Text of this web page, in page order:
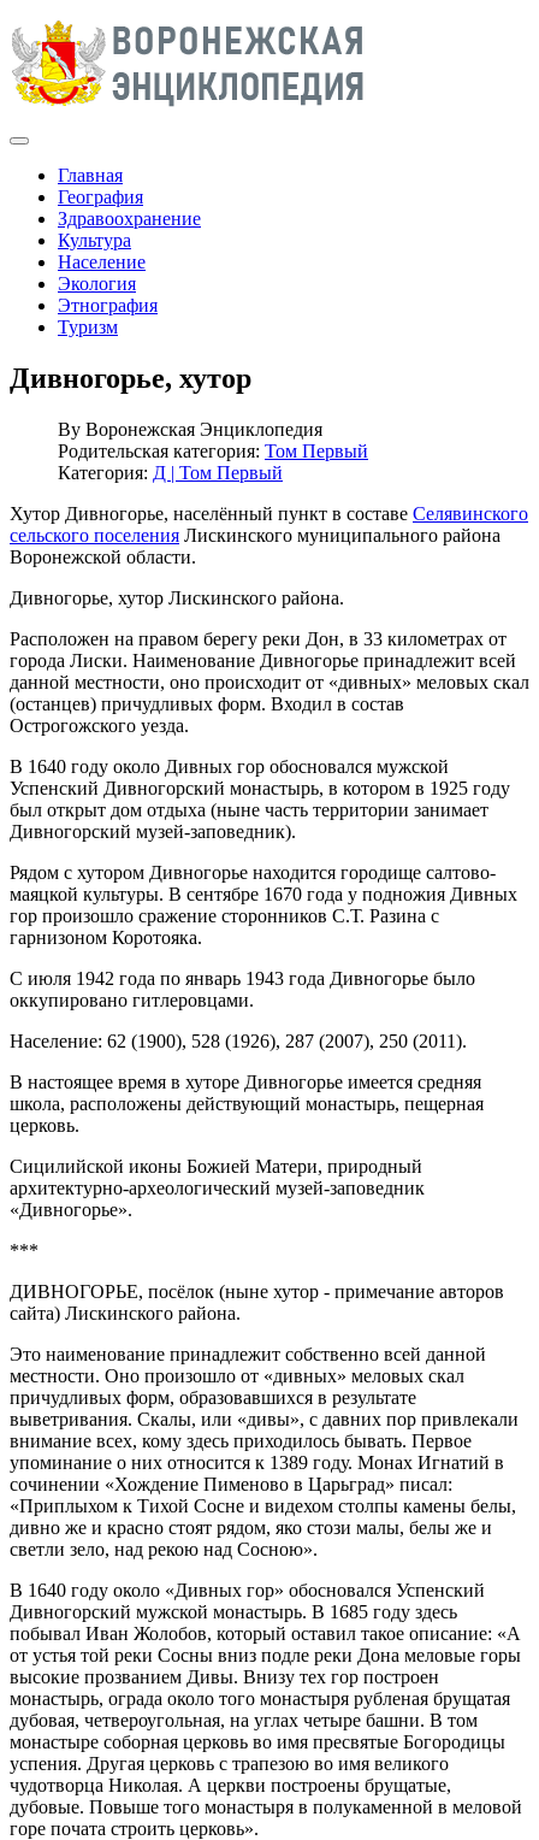
Главная
География
Здравоохранение
Культура
Население
Экология
Этнография
Туризм
Дивногорье, хутор
By Воронежская Энциклопедия
Родительская категория: Том Первый
Категория: Д | Том Первый
Хутор Дивногорье, населённый пункт в составе Селявинского
сельского поселения Лискинского муниципального района
Воронежской области.
Дивногорье, хутор Лискинского района.
Расположен на правом берегу реки Дон, в 33 километрах от
города Лиски. Наименование Дивногорье принадлежит всей
данной местности, оно происходит от «дивных» меловых скал
(останцев) причудливых форм. Входил в состав
Острогожского уезда.
В 1640 году около Дивных гор обосновался мужской
Успенский Дивногорский монастырь, в котором в 1925 году
был открыт дом отдыха (ныне часть территории занимает
Дивногорский музей-заповедник).
Рядом с хутором Дивногорье находится городище салтово-
маяцкой культуры. В сентябре 1670 года у подножия Дивных
гор произошло сражение сторонников С.Т. Разина с
гарнизоном Коротояка.
С июля 1942 года по январь 1943 года Дивногорье было
оккупировано гитлеровцами.
Население: 62 (1900), 528 (1926), 287 (2007), 250 (2011).
В настоящее время в хуторе Дивногорье имеется средняя
школа, расположены действующий монастырь, пещерная
церковь.
Сицилийской иконы Божией Матери, природный
архитектурно-археологический музей-заповедник
«Дивногорье».
***
ДИВНОГОРЬЕ, посёлок (ныне хутор - примечание авторов
сайта) Лискинского района.
Это наименование принадлежит собственно всей данной
местности. Оно произошло от «дивных» меловых скал
причудливых форм, образовавшихся в результате
выветривания. Скалы, или «дивы», с давних пор привлекали
внимание всех, кому здесь приходилось бывать. Первое
упоминание о них относится к 1389 году. Монах Игнатий в
сочинении «Хождение Пименово в Царьград» писал:
«Приплыхом к Тихой Сосне и видехом столпы камены белы,
дивно же и красно стоят рядом, яко стози малы, белы же и
светли зело, над рекою над Сосною».
В 1640 году около «Дивных гор» обосновался Успенский
Дивногорский мужской монастырь. В 1685 году здесь
побывал Иван Жолобов, который оставил такое описание: «А
от устья той реки Сосны вниз подле реки Дона меловые горы
высокие прозванием Дивы. Внизу тех гор построен
монастырь, ограда около того монастыря рубленая брущатая
дубовая, четвероугольная, на углах четыре башни. В том
монастыре соборная церковь во имя пресвятые Богородицы
успения. Другая церковь с трапезою во имя великого
чудотворца Николая. А церкви построены брущатые,
дубовые. Повыше того монастыря в полукаменной в меловой
горе почата строить церковь».